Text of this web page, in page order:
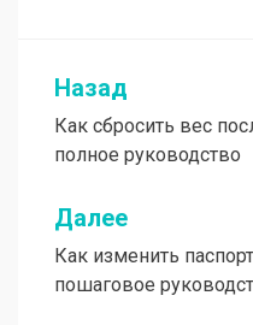
Навигация
по
записям
Назад
Как сбросить вес
полное руководство
Далее
Как изменить
пошаговое